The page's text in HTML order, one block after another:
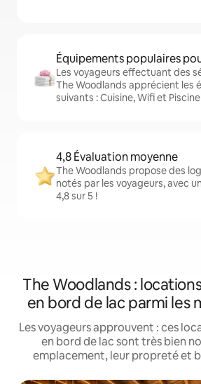
Équipements populaires
Les voyageurs effectuant des
The Woodlands apprécient les
suivants : Cuisine, Wifi et Piscine
4,8 Évaluation moyenne
The Woodlands propose des
notés par les voyageurs, avec
4,8 sur 5 !
The Woodlands :
en bord de lac parmi les
Les voyageurs approuvent : ces
en bord de lac sont très bien
emplacement, leur propreté et